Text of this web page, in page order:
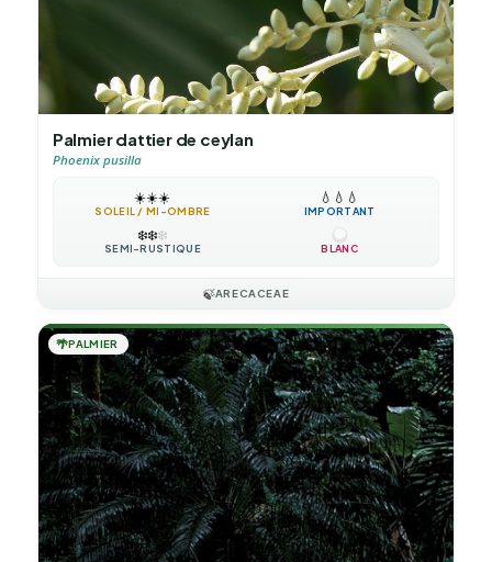
Palmier dattier de ceylan
Phoenix pusilla
☀️☀️☀️
SOLEIL / MI-OMBRE
💧 💧 💧
IMPORTANT
❄️❄️❄️
SEMI-RUSTIQUE BLANC
🍃ARECACEAE
🌴PALMIER